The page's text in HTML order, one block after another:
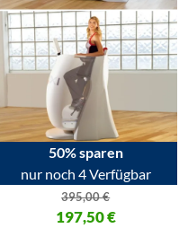
50% sparen
nur noch 4 Verfügbar
395,00€
Ursprünglicher Preis war:
197,50€